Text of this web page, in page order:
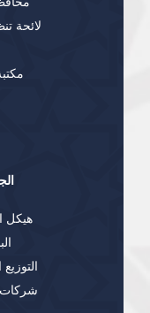
لائحة
هيكل
شركات